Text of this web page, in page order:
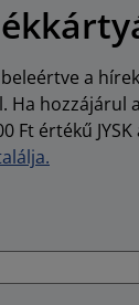
a
hozzájárul
Ft értékű